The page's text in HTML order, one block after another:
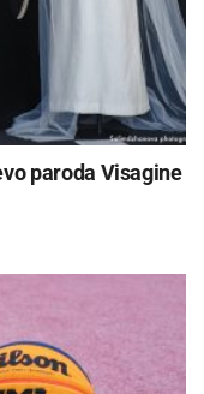
paroda Visagine